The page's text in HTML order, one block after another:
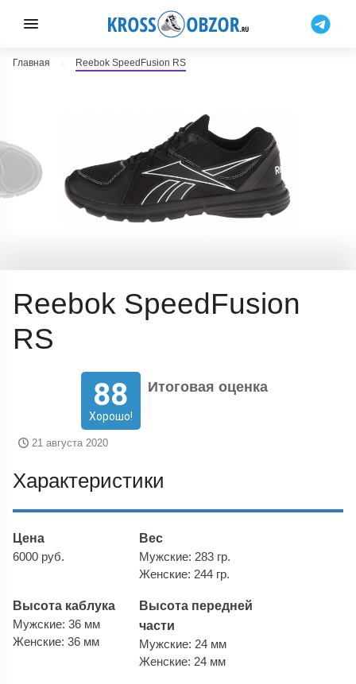
Главная Reebok SpeedFusion RS
Reebok SpeedFusion
RS
88
Хорошо!
Итоговая оценка
21 августа 2020
Характеристики
Цена
6000 руб.
Вес
Мужские: 283 гр.
Женские: 244 гр.
Высота каблука
Мужские: 36 мм
Женские: 36 мм
Высота передней
части
Мужские: 24 мм
Женские: 24 мм